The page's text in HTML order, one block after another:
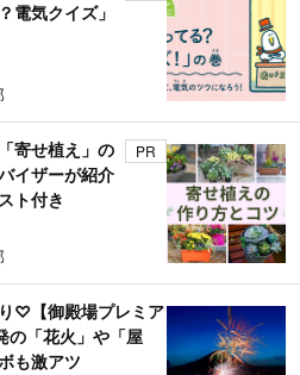
電気クイズ」
寄せ植え」の
イザーが紹介
ト付き
PR
♡【御殿場プレミア
の「花火」や「屋
も激アツ